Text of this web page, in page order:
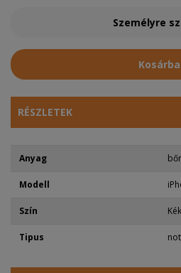
Személyre
Kosárba
RÉSZLETEK
Anyag bőr
Modell
Szín Kék
Tipus